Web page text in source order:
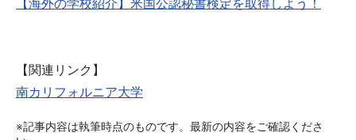
【海外の学校紹介】米国公認秘書検定を取得しよう！
【関連リンク】
南カリフォルニア大学
※記事内容は執筆時点のものです。最新の内容をご確認くださ